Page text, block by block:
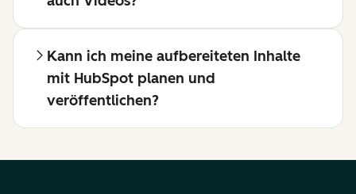
Kann ich meine aufbereiteten Inhalte
mit HubSpot planen und
veröffentlichen?